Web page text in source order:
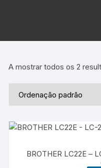
A mostrar todos os 2
BROTHER LC22E –